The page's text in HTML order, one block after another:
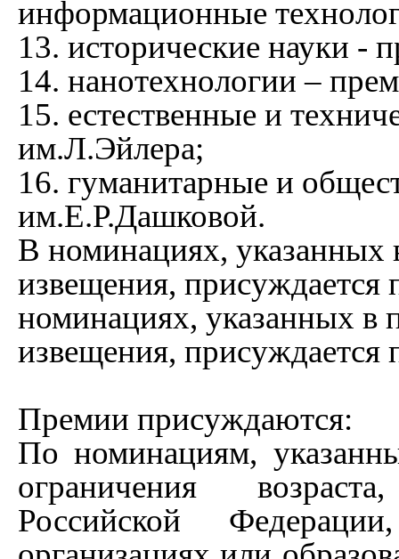
информационные
13. исторические науки -
14. нанотехнологии –
15. естественные и
им.Л.Эйлера;
16. гуманитарные и
им.Е.Р.Дашковой.
В номинациях, указанных
извещения,
номинациях, указанных в
извещения, присуждается
Премии присуждаются:
По номинациям,
ограничения
Российской